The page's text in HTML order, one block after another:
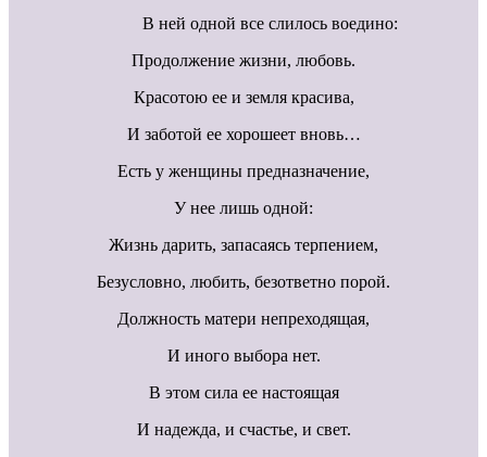
В ней одной все слилось воедино:
Продолжение жизни, любовь.
Красотою ее и земля красива,
И заботой ее хорошеет вновь…
Есть у женщины предназначение,
У нее лишь одной:
Жизнь дарить, запасаясь терпением,
Безусловно, любить, безответно порой.
Должность матери непреходящая,
И иного выбора нет.
В этом сила ее настоящая
И надежда, и счастье, и свет.